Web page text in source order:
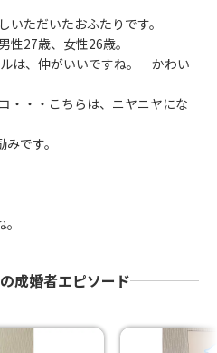
いただいたおふたりです。
性27歳、女性26歳。
は、仲がいいですね。 かわい
・・・こちらは、ニヤニヤにな
です。
成婚者エピソード